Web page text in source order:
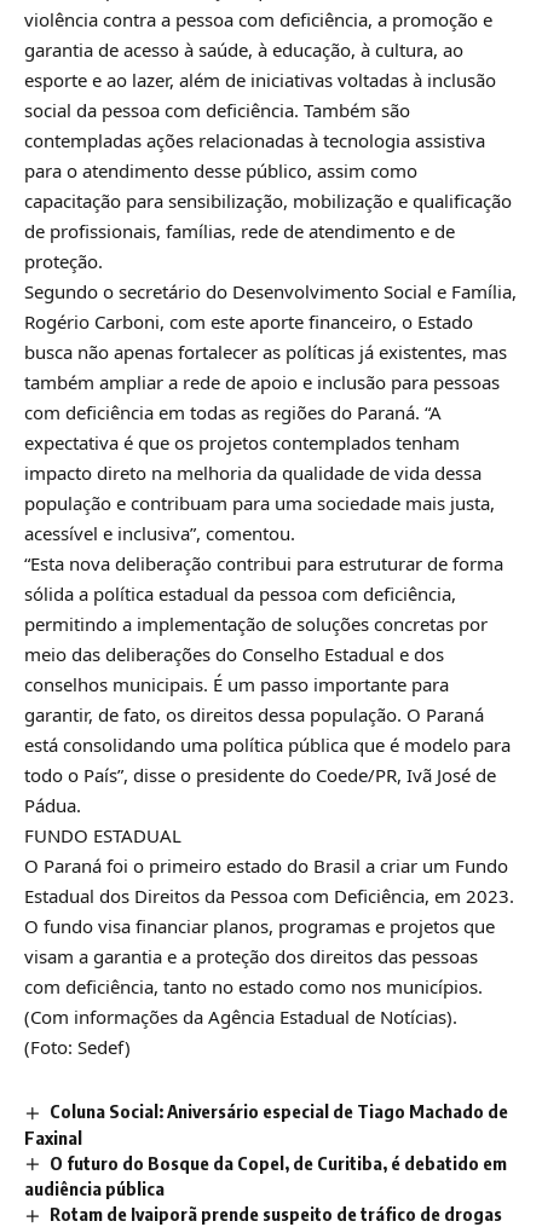
violência contra a pessoa com deficiência, a promoção e
garantia de acesso à saúde, à educação, à cultura, ao
esporte e ao lazer, além de iniciativas voltadas à inclusão
social da pessoa com deficiência. Também são
contempladas ações relacionadas à tecnologia assistiva
para o atendimento desse público, assim como
capacitação para sensibilização, mobilização e qualificação
de profissionais, famílias, rede de atendimento e de
proteção.
Segundo o secretário do Desenvolvimento Social e Família,
Rogério Carboni, com este aporte financeiro, o Estado
busca não apenas fortalecer as políticas já existentes, mas
também ampliar a rede de apoio e inclusão para pessoas
com deficiência em todas as regiões do Paraná. “A
expectativa é que os projetos contemplados tenham
impacto direto na melhoria da qualidade de vida dessa
população e contribuam para uma sociedade mais justa,
acessível e inclusiva”, comentou.
“Esta nova deliberação contribui para estruturar de forma
sólida a política estadual da pessoa com deficiência,
permitindo a implementação de soluções concretas por
meio das deliberações do Conselho Estadual e dos
conselhos municipais. É um passo importante para
garantir, de fato, os direitos dessa população. O Paraná
está consolidando uma política pública que é modelo para
todo o País”, disse o presidente do Coede/PR, Ivã José de
Pádua.
FUNDO ESTADUAL
O Paraná foi o primeiro estado do Brasil a criar um Fundo
Estadual dos Direitos da Pessoa com Deficiência, em 2023.
O fundo visa financiar planos, programas e projetos que
visam a garantia e a proteção dos direitos das pessoas
com deficiência, tanto no estado como nos municípios.
(Com informações da Agência Estadual de Notícias).
(Foto: Sedef)
Coluna Social: Aniversário especial de Tiago Machado de
Faxinal
O futuro do Bosque da Copel, de Curitiba, é debatido em
audiência pública
Rotam de Ivaiporã prende suspeito de tráfico de drogas